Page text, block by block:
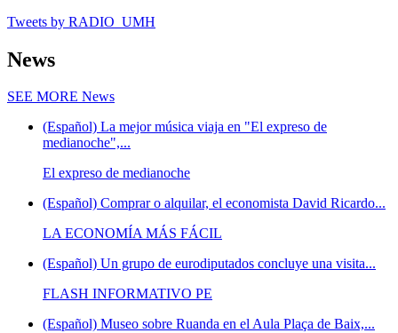
Tweets by RADIO_UMH
News
SEE MORE News
(Español) La mejor música viaja en "El expreso de
medianoche",...
El expreso de medianoche
(Español) Comprar o alquilar, el economista David Ricardo...
LA ECONOMÍA MÁS FÁCIL
(Español) Un grupo de eurodiputados concluye una visita...
FLASH INFORMATIVO PE
(Español) Museo sobre Ruanda en el Aula Plaça de Baix,...